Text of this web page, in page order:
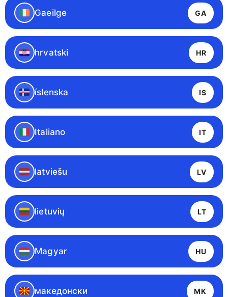
Gaeilge GA
hrvatski HR
íslenska IS
Italiano IT
latviešu LV
lietuvių LT
Magyar HU
македонски MK